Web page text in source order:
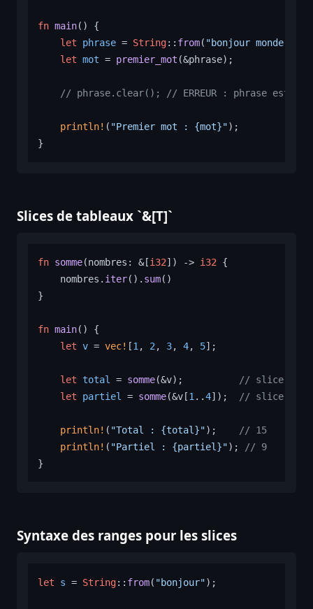
fn main() {
let
phrase = String:: from( "bonjour monde"
let mot = premier_mot (&phrase);
// phrase.clear(); // ERREUR : phrase est
println! ( "Premier mot : {mot}");
Slices de tableaux `&[T]`
fn somme(nombres: &[i32]) -> i32 {
    nombres.
iter(). sum()
}
fn main() {
let v = vec! [1 , 2 , 3, 4, 5];
let total = somme(&v);
// slice du
let
partiel = somme(&v[1 ..4]); // slice des
println! ( "Total : {total}");
// 15
println! ( "Partiel : {partiel}");
// 9
Syntaxe des ranges pour les slices
let s = String:: from( "bonjour");